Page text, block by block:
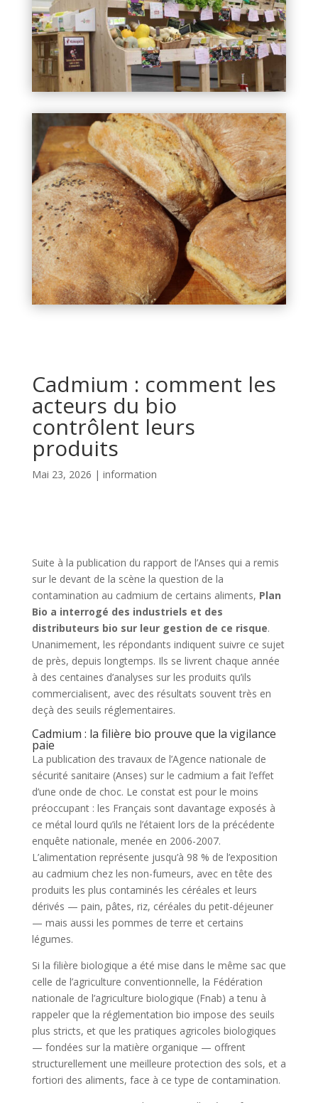
Cadmium : comment les
acteurs du bio
contrôlent leurs
produits
Mai 23, 2026 | information
Suite à la publication du rapport de l’Anses qui a remis
sur le devant de la scène la question de la
contamination au cadmium de certains aliments, Plan
Bio a interrogé des industriels et des
distributeurs bio sur leur gestion de ce risque.
Unanimement, les répondants indiquent suivre ce sujet
de près, depuis longtemps. Ils se livrent chaque année
à des centaines d’analyses sur les produits qu’ils
commercialisent, avec des résultats souvent très en
deçà des seuils réglementaires.
Cadmium : la filière bio prouve que la vigilance
paie
La publication des travaux de l’Agence nationale de
sécurité sanitaire (Anses) sur le cadmium a fait l’effet
d’une onde de choc. Le constat est pour le moins
préoccupant : les Français sont davantage exposés à
ce métal lourd qu’ils ne l’étaient lors de la précédente
enquête nationale, menée en 2006-2007.
L’alimentation représente jusqu’à 98 % de l’exposition
au cadmium chez les non-fumeurs, avec en tête des
produits les plus contaminés les céréales et leurs
dérivés — pain, pâtes, riz, céréales du petit-déjeuner
— mais aussi les pommes de terre et certains
légumes.
Si la filière biologique a été mise dans le même sac que
celle de l’agriculture conventionnelle, la Fédération
nationale de l’agriculture biologique (Fnab) a tenu à
rappeler que la réglementation bio impose des seuils
plus stricts, et que les pratiques agricoles biologiques
— fondées sur la matière organique — offrent
structurellement une meilleure protection des sols, et a
fortiori des aliments, face à ce type de contamination.